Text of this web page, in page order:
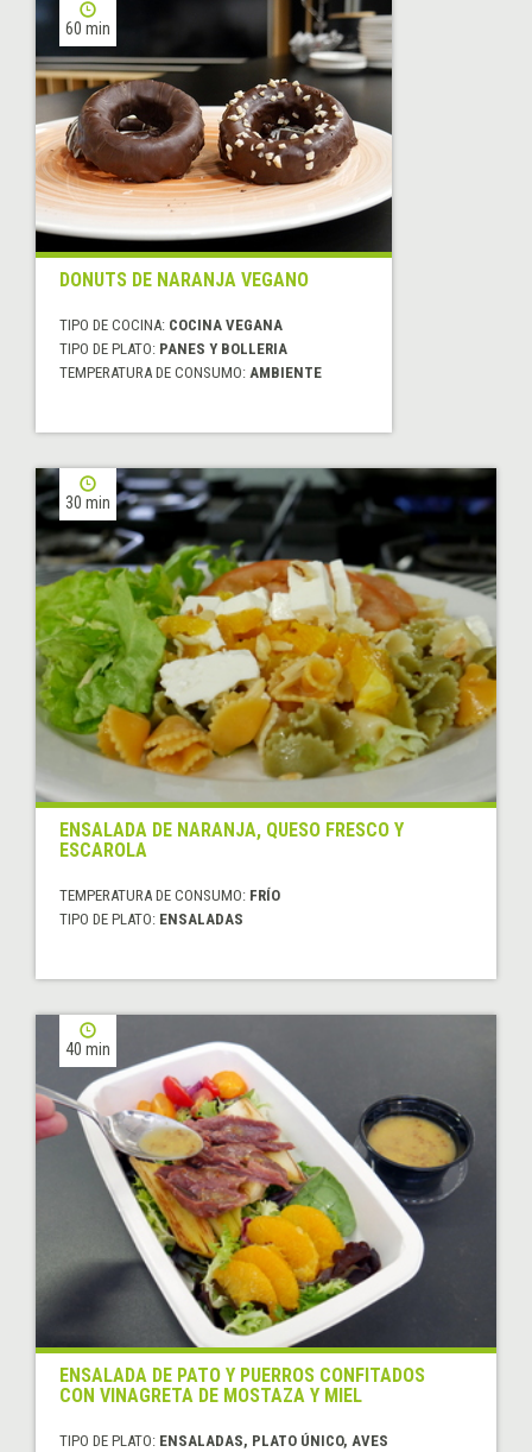
60 min
DONUTS DE NARANJA VEGANO
TIPO DE COCINA: COCINA VEGANA
TIPO DE PLATO: PANES Y BOLLERIA
TEMPERATURA DE CONSUMO: AMBIENTE
30 min
ENSALADA DE NARANJA, QUESO FRESCO Y
ESCAROLA
TEMPERATURA DE CONSUMO: FRÍO
TIPO DE PLATO: ENSALADAS
40 min
ENSALADA DE PATO Y PUERROS CONFITADOS
CON VINAGRETA DE MOSTAZA Y MIEL
TIPO DE PLATO: ENSALADAS, PLATO ÚNICO, AVES